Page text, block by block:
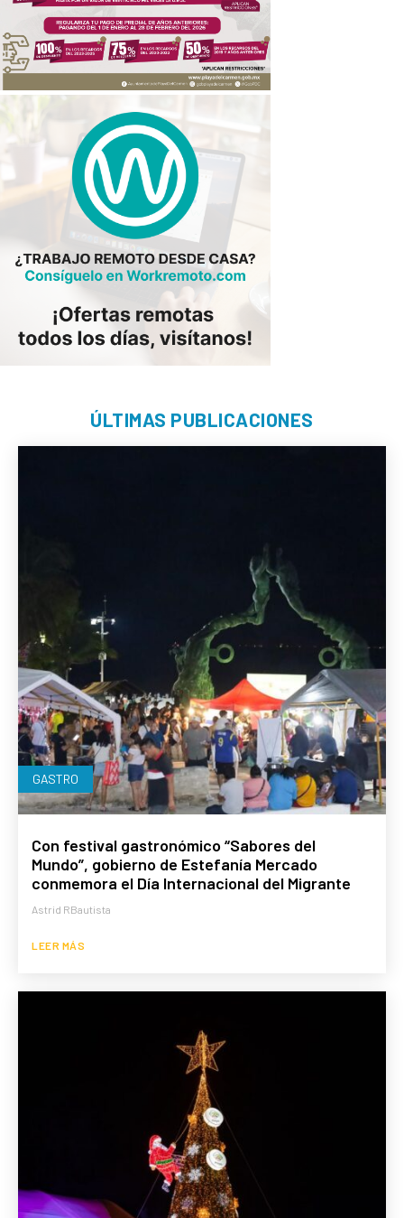
ÚLTIMAS PUBLICACIONES
GASTRO
Con festival gastronómico “Sabores del
Mundo”, gobierno de Estefanía Mercado
conmemora el Día Internacional del Migrante
Astrid RBautista
LEER MÁS